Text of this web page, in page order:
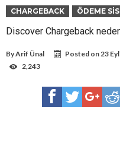
CHARGEBACK ÖDEME
Discover Chargeback
ByArif Ünal Posted on23
2,243